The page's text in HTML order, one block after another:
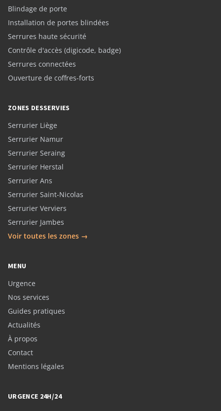
Blindage de porte
Installation de portes blindées
Serrures haute sécurité
Contrôle d'accès (digicode, badge)
Serrures connectées
Ouverture de coffres-forts
ZONES DESSERVIES
Serrurier Liège
Serrurier Namur
Serrurier Seraing
Serrurier Herstal
Serrurier Ans
Serrurier Saint-Nicolas
Serrurier Verviers
Serrurier Jambes
Voir toutes les zones →
MENU
Urgence
Nos services
Guides pratiques
Actualités
À propos
Contact
Mentions légales
URGENCE 24H/24